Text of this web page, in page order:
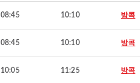
08:45 10:10 방콕
08:45 10:10 방콕
10:05 11:25 방콕